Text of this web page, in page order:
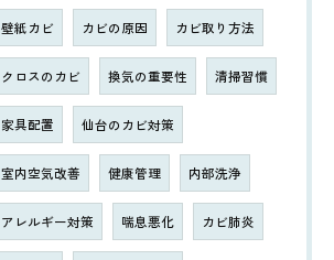
壁紙カビ カビの原因 カビ取り方法
クロスのカビ 換気の重要性 清掃習慣
家具配置 仙台のカビ対策
室内空気改善 健康管理 内部洗浄
アレルギー対策 喘息悪化 カビ肺炎